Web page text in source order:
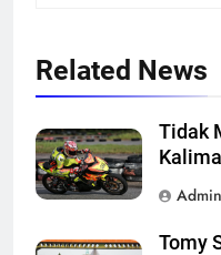
Related News
Tidak
Admin
Tomy